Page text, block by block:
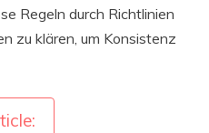
Regeln durch Richtlinien
zu klären, um Konsistenz